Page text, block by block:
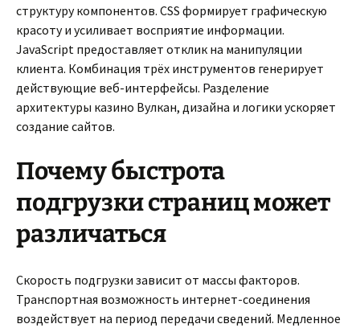
структуру компонентов. CSS формирует графическую
красоту и усиливает восприятие информации.
JavaScript предоставляет отклик на манипуляции
клиента. Комбинация трёх инструментов генерирует
действующие веб-интерфейсы. Разделение
архитектуры казино Вулкан, дизайна и логики ускоряет
создание сайтов.
Почему быстрота
подгрузки страниц может
различаться
Скорость подгрузки зависит от массы факторов.
Транспортная возможность интернет-соединения
воздействует на период передачи сведений. Медленное